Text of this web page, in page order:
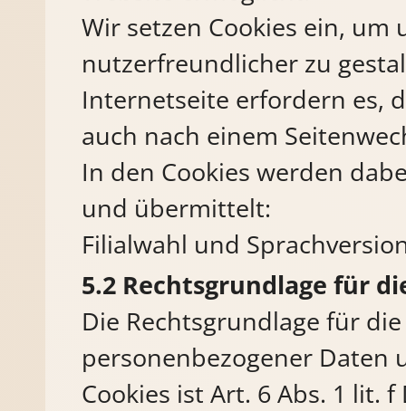
Wir setzen Cookies ein, um
nutzerfreundlicher zu
Internetseite erfordern es,
auch nach einem
In den Cookies werden
und übermittelt:
Filialwahl und
Rechtsgrundlage für
Die Rechtsgrundlage für
personenbezogener Daten
Cookies ist Art. 6 Abs. 1 lit. f